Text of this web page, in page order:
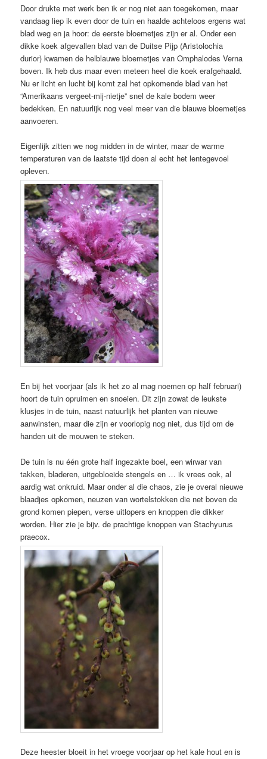
Door drukte met werk ben ik er nog niet aan toegekomen, maar
vandaag liep ik even door de tuin en haalde achteloos ergens wat
blad weg en ja hoor: de eerste bloemetjes zijn er al. Onder een
dikke koek afgevallen blad van de Duitse Pijp (Aristolochia
durior) kwamen de helblauwe bloemetjes van Omphalodes Verna
boven. Ik heb dus maar even meteen heel die koek erafgehaald.
Nu er licht en lucht bij komt zal het opkomende blad van het
“Amerikaans vergeet-mij-nietje” snel de kale bodem weer
bedekken. En natuurlijk nog veel meer van die blauwe bloemetjes
aanvoeren.
Eigenlijk zitten we nog midden in de winter, maar de warme
temperaturen van de laatste tijd doen al echt het lentegevoel
opleven.
En bij het voorjaar (als ik het zo al mag noemen op half februari)
hoort de tuin opruimen en snoeien. Dit zijn zowat de leukste
klusjes in de tuin, naast natuurlijk het planten van nieuwe
aanwinsten, maar die zijn er voorlopig nog niet, dus tijd om de
handen uit de mouwen te steken.
De tuin is nu één grote half ingezakte boel, een wirwar van
takken, bladeren, uitgebloeide stengels en … ik vrees ook, al
aardig wat onkruid. Maar onder al die chaos, zie je overal nieuwe
blaadjes opkomen, neuzen van wortelstokken die net boven de
grond komen piepen, verse uitlopers en knoppen die dikker
worden. Hier zie je bijv. de prachtige knoppen van Stachyurus
praecox.
Deze heester bloeit in het vroege voorjaar op het kale hout en is